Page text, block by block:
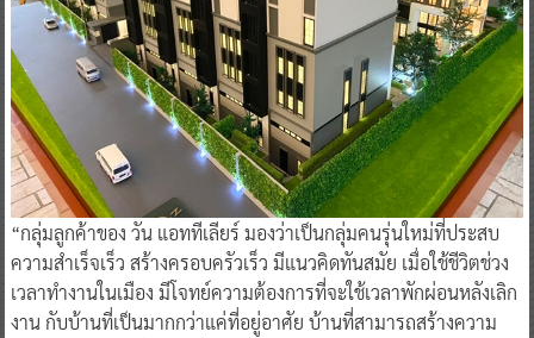
“กลุ่มลูกค้าของ วัน แอททีเลียร์ มองว่าเป็นกลุ่มคนรุ่นใหม่ที่ประสบ
ความสำเร็จเร็ว สร้างครอบครัวเร็ว มีแนวคิดทันสมัย เมื่อใช้ชีวิตช่วง
เวลาทำงานในเมือง มีโจทย์ความต้องการที่จะใช้เวลาพักผ่อนหลังเลิก
งาน กับบ้านที่เป็นมากกว่าแค่ที่อยู่อาศัย บ้านที่สามารถสร้างความ